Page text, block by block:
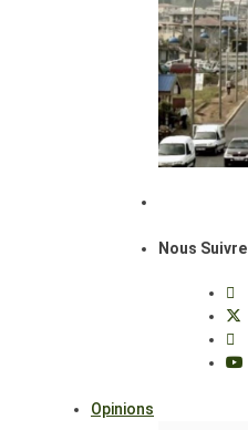
Nous Suivre
Opinions